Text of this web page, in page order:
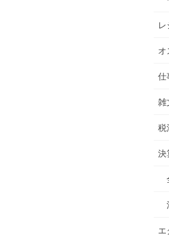
レ
オ
仕
雑
税
決
エ